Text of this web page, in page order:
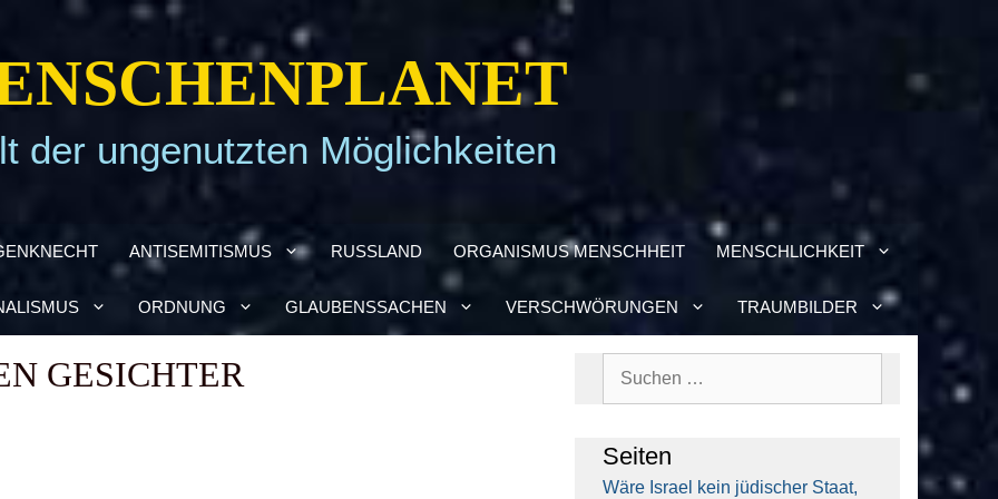
der ungenutzten Möglichkeiten
ANTI­SE­MI­TIS­MUS RUSS­LAND ORGA­NIS­MUS MENSCH­HEIT MENSCH­LICH­KEIT
ORD­NUNG GLAU­BENS­SA­CHEN VER­SCHWÖ­RUN­GEN TRAUM­BIL­DER
GESICH­TER
Sei­ten
Wäre Isra­el kein jüdi­scher Staat,